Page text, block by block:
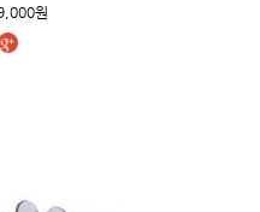
원